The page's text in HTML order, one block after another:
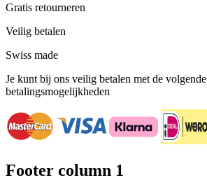
Gratis retourneren
Veilig betalen
Swiss made
Je kunt bij ons veilig betalen met de volgende
betalingsmogelijkheden
Footer column 1